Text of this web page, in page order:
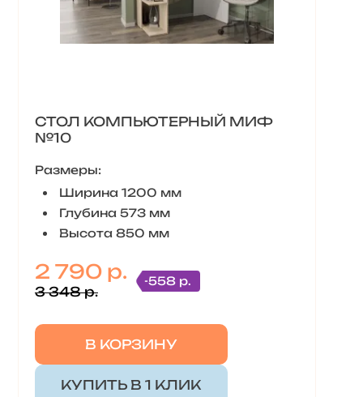
СТОЛ КОМПЬЮТЕРНЫЙ МИФ
№10
Размеры:
Ширина 1200 мм
Глубина 573 мм
Высота 850 мм
2 790 р.
3 348 р.
-558 р.
В КОРЗИНУ
КУПИТЬ В 1 КЛИК